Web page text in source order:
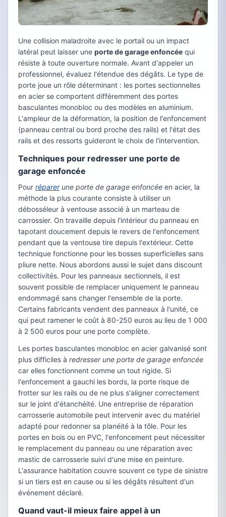
Une collision maladroite avec le portail ou un impact
latéral peut laisser une porte de garage enfoncée qui
résiste à toute ouverture normale. Avant d'appeler un
professionnel, évaluez l'étendue des dégâts. Le type de
porte joue un rôle déterminant : les portes sectionnelles
en acier se comportent différemment des portes
basculantes monobloc ou des modèles en aluminium.
L'ampleur de la déformation, la position de l'enfoncement
(panneau central ou bord proche des rails) et l'état des
rails et des ressorts guideront le choix de l'intervention.
Techniques pour redresser une porte de
garage enfoncée
Pour réparerune porte de garage enfoncée en acier, la
méthode la plus courante consiste à utiliser un
débosséleur à ventouse associé à un marteau de
carrossier. On travaille depuis l'intérieur du panneau en
tapotant doucement depuis le revers de l'enfoncement
pendant que la ventouse tire depuis l'extérieur. Cette
technique fonctionne pour les bosses superficielles sans
pliure nette. Nous abordons aussi le sujet dans discount
collectivités. Pour les panneaux sectionnels, il est
souvent possible de remplacer uniquement le panneau
endommagé sans changer l'ensemble de la porte.
Certains fabricants vendent des panneaux à l'unité, ce
qui peut ramener le coût à 80-250 euros au lieu de 1 000
à 2 500 euros pour une porte complète.
Les portes basculantes monobloc en acier galvanisé sont
plus difficiles à redresser une porte de garage enfoncée
car elles fonctionnent comme un tout rigide. Si
l'enfoncement a gauchi les bords, la porte risque de
frotter sur les rails ou de ne plus s'aligner correctement
sur le joint d'étanchéité. Une entreprise de réparation
carrosserie automobile peut intervenir avec du matériel
adapté pour redonner sa planéité à la tôle. Pour les
portes en bois ou en PVC, l'enfoncement peut nécessiter
le remplacement du panneau ou une réparation avec
mastic de carrosserie suivi d'une mise en peinture.
L'assurance habitation couvre souvent ce type de sinistre
si un tiers est en cause ou si les dégâts résultent d'un
événement déclaré.
Quand vaut-il mieux faire appel à un